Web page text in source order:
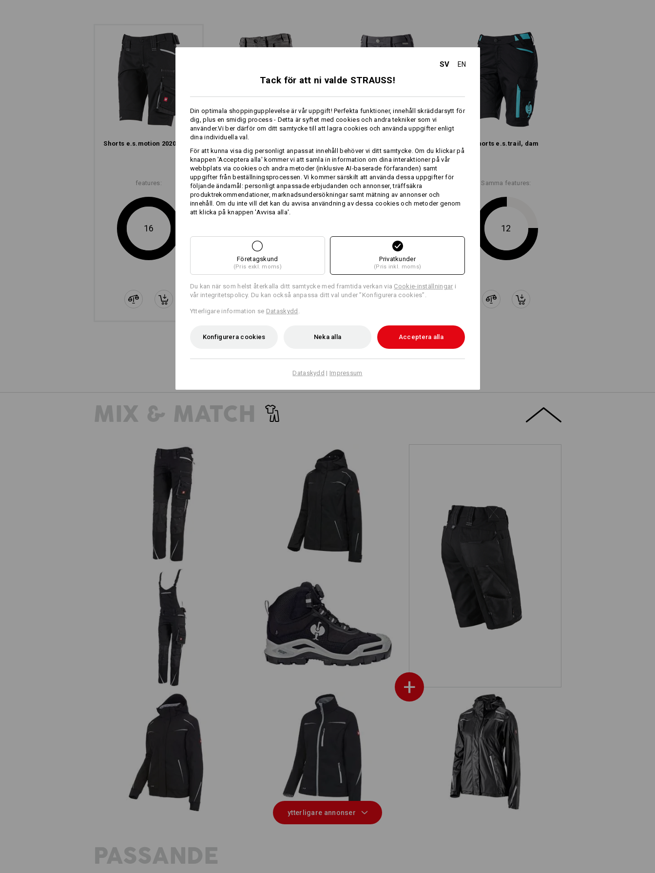
Trumla torr
Varmt strykjärn
!!! Säsongsartikel !!! Levereras endast så länge lagret räcker !!!
Designa själv
mer
ARBETSFICKOR -
ENKELA ATT FÄSTA
Breda bälteshällor med kardborrband, särskilt för direkt fastsättning
av e.s.motion 2020-workerfickor
ÄNNU MER PLATS
Verktygsfickorna, som beställs separat, är en perfekt fickkomplettering
och skapar mer utrymme för dina verktyg!
passande fickor passande bälte
1 / 2
Shorts e.s.​motion 2020, dam
features:
16
Shorts e.s.​trail, dam
Samma features:
+2 ytterligare features
Samma features:
+2 ytterligare features
Samma features:
12
MIX & MATCH
Shorts e.s.motion 2020, dam
+
Dambyxa e.s.motion 2020
3 i 1 funktionsjacka e.s.motion 2020,
Dam hängselbyxa e.s.motion 2020 S3 Skyddsskor e.s. Kastra II mid
Vinter softshelljacka e.s.motion 2020,
Softshelljacka e.s.motion 2020, dam
Regnjacka e.s.motion 2020 superflex,
dam
ytterligare annonser
PASSANDE
SV EN
Tack för att ni valde STRAUSS!
Din optimala shoppingupplevelse är vår uppgift! Perfekta funktioner, innehåll skräddarsytt för
dig, plus en smidig process - Detta är syftet med cookies och andra tekniker som vi
använder.Vi ber därför om ditt samtycke till att lagra cookies och använda uppgifter enligt
dina individuella val.
För att kunna visa dig personligt anpassat innehåll behöver vi ditt samtycke. Om du klickar på
knappen 'Acceptera alla' kommer vi att samla in information om dina interaktioner på vår
webbplats via cookies och andra metoder (inklusive AI‑baserade förfaranden) samt
uppgifter från beställningsprocessen. Vi kommer särskilt att använda dessa uppgifter för
följande ändamål: personligt anpassade erbjudanden och annonser, träffsäkra
produktrekommendationer, marknadsundersökningar samt mätning av annonser och
innehåll. Om du inte vill det kan du avvisa användning av dessa cookies och metoder genom
att klicka på knappen 'Avvisa alla'.
Företagskund
(Pris exkl. moms)
Privatkunder
(Pris inkl. moms)
Du kan när som helst återkalla ditt samtycke med framtida verkan via Cookie-inställningar i
vår integritetspolicy. Du kan också anpassa ditt val under ”Konfigurera cookies”.
Ytterligare information se Dataskydd
Konfigurera cookies Neka alla Acceptera alla
Dataskydd | Impressum